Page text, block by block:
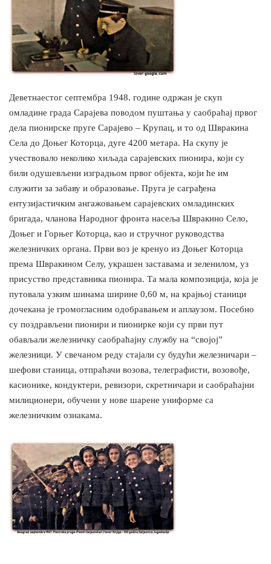
Деветнаестог септембра 1948. године одржан је скуп
омладине града Сарајева поводом пуштања у саобраћај првог
дела пионирске пруге Сарајево – Крупац, и то од Швракина
Села до Доњег Которца, дуге 4200 метара. На скупу је
учествовало неколико хиљада сарајевских пионира, који су
били одушевљени изградњом првог објекта, који ће им
служити за забаву и образовање. Пруга је саграђена
ентузијастичким ангажовањем сарајевских омладинских
бригада, чланова Народног фронта насеља Швракино Село,
Доњег и Горњег Которца, као и стручног руководства
железничких органа. Први воз је кренуо из Доњег Которца
према Швракином Селу, украшен заставама и зеленилом, уз
присуство представника пионира. Та мала композиција, која је
путовала узким шинама ширине 0,60 м, на крајњој станици
дочекана је громогласним одобравањем и аплаузом. Посебно
су поздрављени пионири и пионирке који су први пут
обављали железничку саобраћајну службу на “својој”
железници. У свечаном реду стајали су будући железничари –
шефови станица, отпраћачи возова, телеграфисти, возовође,
касионике, кондуктери, ревизори, скретничари и саобраћајни
милиционери, обучени у нове шарене униформе са
железничким ознакама.